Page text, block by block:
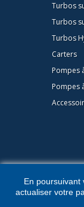
Turbos
Turbos
Turbos
Carters
Pompes
Pompes
En poursuivant
actualiser votre